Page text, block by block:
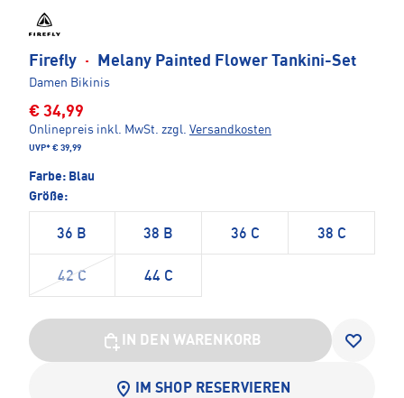
Firefly · Melany Painted Flower Tankini-Set
Damen Bikinis
€ 34,99
Onlinepreis inkl. MwSt. zzgl. Versandkosten
UVP* € 39,99
Farbe: Blau
Größe:
36 B 38 B 36 C 38 C
42 C 44 C
IN DEN WARENKORB
IM SHOP RESERVIEREN